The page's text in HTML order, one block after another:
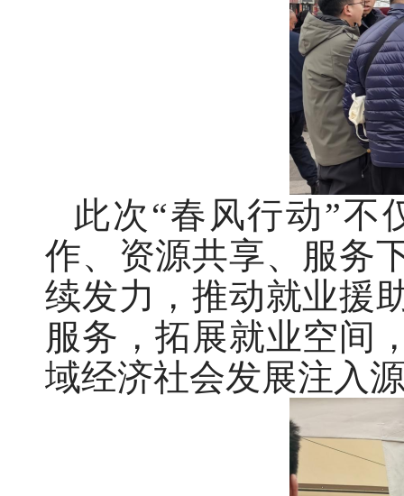
此次“春风行动”不
作、资源共享、服务
续发力，推动就业援
服务，拓展就业空间
域经济社会发展注入